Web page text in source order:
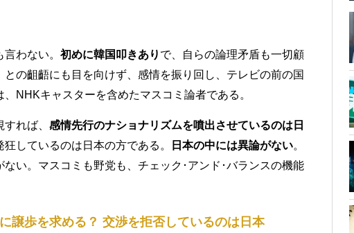
わない。 初めに韓国叩きあり で、自らの論理矛盾も一切顧
の齟齬にも目を向けず、感情を振り回し、テレビの前の国
NHKキャスターを含めたマスコミ論者である。
れば、 感情先行のナショナリズムを噴出させているのは日
しているのは日本の方である。 日本の中には異論がない。
い。マスコミも野党も、チェック･アンド･バランスの機能
譲歩を求める？ 交渉を拒否しているのは日本